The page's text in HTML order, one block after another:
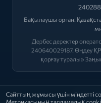
Сайттың жұмысы үшін міндетті
Метрикасының талдамалық cookie
Бақылаушы орган:
Дербес деректер
240640029187. Өңдеу
қорғау туралы»
2026 ©